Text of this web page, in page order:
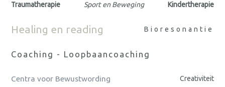
Traumatherapie Sport en Beweging Kindertherapie
Healing en reading Bioresonantie
Coaching - Loopbaancoaching
Centra voor Bewustwording Creativiteit